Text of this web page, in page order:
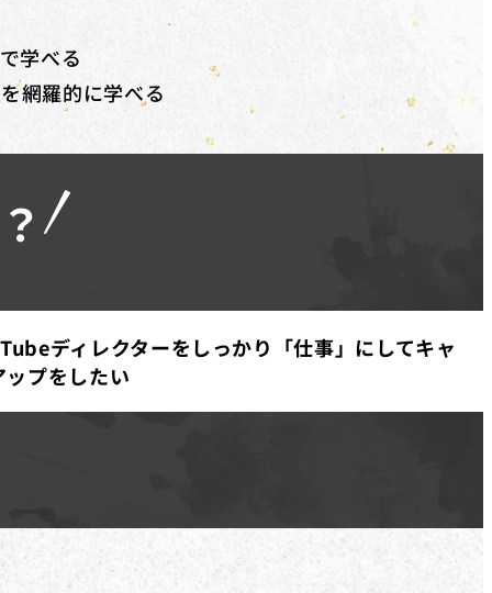
学べる
網羅的に学べる
ディレクターをしっかり「仕事」にしてキャ
プをしたい